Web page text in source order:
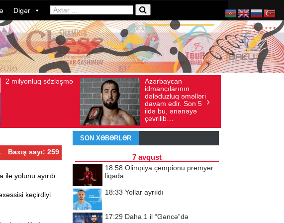
Digər
Azərbaycan
idmançılarının
dələduzluq əməlləri
davam edir. Son 5
ildə bu, ənənəyə
Baxış sayı: 136
04, 2026
qeyd etməsə də,
ürəyi hər zaman
doğma yurdu ilə
döyünür
İyul 30, 2026
Baxış sayı: 259
yolunu ayırıb.
keçirdiyi
SON XƏBƏRLƏR
7 avqust
18:58 Olimpiya çempionu premyer
liqada
18:33 Yollar ayrıldı
17:29 Daha 1 il “Gəncə”də